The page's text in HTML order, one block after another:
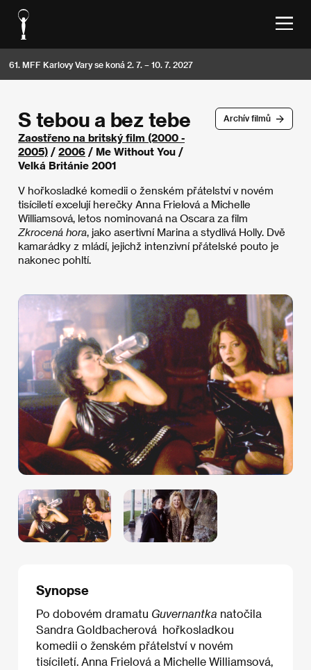
61. MFF Karlovy Vary se koná 2. 7. – 10. 7. 2027
Archív filmů
S tebou a bez tebe
Zaostřeno na britský film (2000 -
2005) / 2006 / Me Without You /
Velká Británie 2001
V hořkosladké komedii o ženském přátelství v novém
tisíciletí excelují herečky Anna Frielová a Michelle
Williamsová, letos nominovaná na Oscara za film
Zkrocená hora, jako asertivní Marina a stydlivá Holly. Dvě
kamarádky z mládí, jejichž intenzivní přátelské pouto je
nakonec pohltí.
Synopse
Po dobovém dramatu Guvernantka natočila
Sandra Goldbacherová hořkosladkou
komedii o ženském přátelství v novém
tisíciletí. Anna Frielová a Michelle Williamsová,